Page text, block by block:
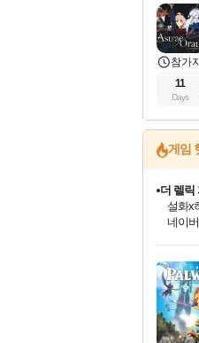
참가
11
Days
게임
최대
네이
50%
네이
이니&
네이
할인&
더 렐릭
설화x
네이
40주
할인
일부
혜택
편안